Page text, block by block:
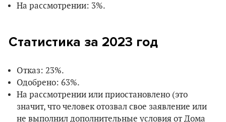
На рассмотрении: 3%.
Статистика за 2023 год
Отказ: 23%.
Одобрено: 63%.
На рассмотрении или приостановлено (это
значит, что человек отозвал свое заявление или
не выполнил дополнительные условия от Дома